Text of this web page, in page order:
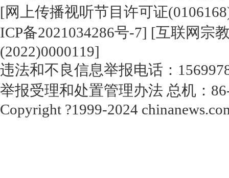
[网上传播视听节目许可证
ICP备2021034286号-7] [互联网宗
(2022)0000119]
违法和不良信息举报电话：
举报受理和处置管理办法 总机：
Copyright ?1999-2024